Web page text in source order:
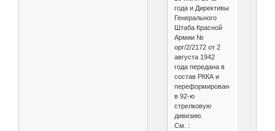
года и Директивы
Генерального
Штаба Красной
Армии №
орг/2/2172 от 2
августа 1942
года передана в
состав РККА и
переформирована
в 92-ю
стрелковую
дивизию.
См. :